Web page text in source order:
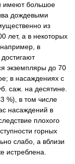
имеют большое
дождевыми
из
лет, а в некоторых
в
экземпляры до 70
в насаждениях с
саж. на десятине.
%), в том числе
насаждений в
плохого
горных
слабо, а вблизи
истреблена.